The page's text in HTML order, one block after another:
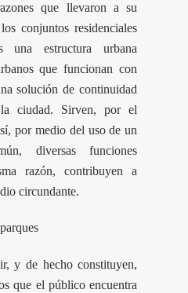
que llevaron a su
conjuntos residenciales
una estructura urbana
que funcionan con
solución de continuidad
ciudad. Sirven, por el
por medio del uso de un
diversas funciones
razón, contribuyen a
circundante.
y de hecho constituyen,
que el público encuentra